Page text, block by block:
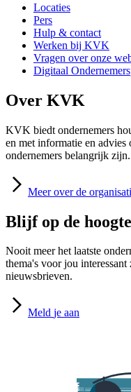
Locaties
Pers
Hulp & contact
Werken bij KVK
Vragen over onze
Digitaal
Over KVK
KVK biedt ondernemers
en met informatie en
ondernemers belangrijk zijn.
Meer over de
Blijf op de hoogte
Nooit meer het laatste
thema's voor jou
nieuwsbrieven.
Meld je aan